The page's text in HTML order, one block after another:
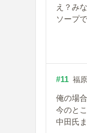
え？み
ソープ
#11 福
俺の場
今のと
中田氏